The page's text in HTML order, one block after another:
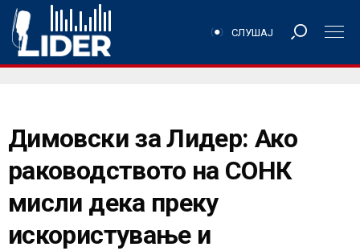
СЛУШАЈ
Димовски за Лидер: Ако
раководството на СОНК
мисли дека преку
искористување и